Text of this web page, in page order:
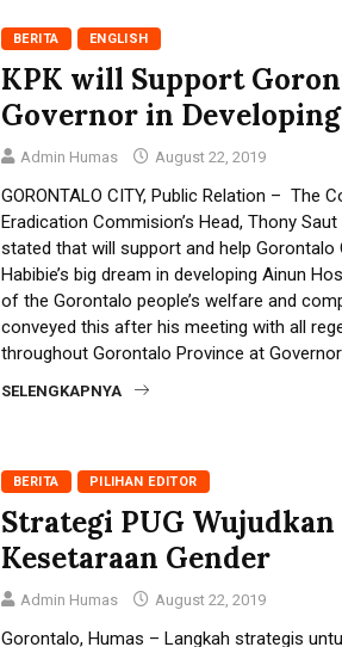
BERITA ENGLISH
KPK will Support
Governor in Developing
Admin Humas August 22, 2019
GORONTALO CITY, Public Relation – The
Eradication Commision’s Head, Thony
stated that will support and help Gorontalo
Habibie’s big dream in developing Ainun
of the Gorontalo people’s welfare and
conveyed this after his meeting with all
throughout Gorontalo Province at
SELENGKAPNYA
BERITA PILIHAN EDITOR
Strategi PUG Wujudkan
Kesetaraan Gender
Admin Humas August 22, 2019
Gorontalo, Humas – Langkah strategis